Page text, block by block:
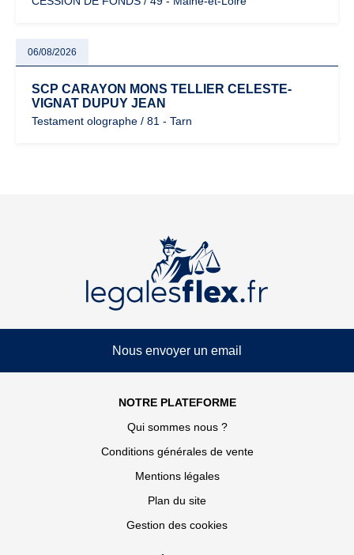
06/08/2026
SCP CARAYON MONS TELLIER CELESTE-
VIGNAT DUPUY JEAN
Testament olographe / 81 - Tarn
Nous envoyer un email
NOTRE PLATEFORME
Qui sommes nous ?
Conditions générales de vente
Mentions légales
Plan du site
Gestion des cookies